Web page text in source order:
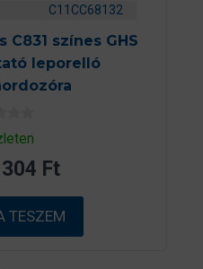
C11CC68132
C831 színes GHS
leporelló
Ft
TESZEM